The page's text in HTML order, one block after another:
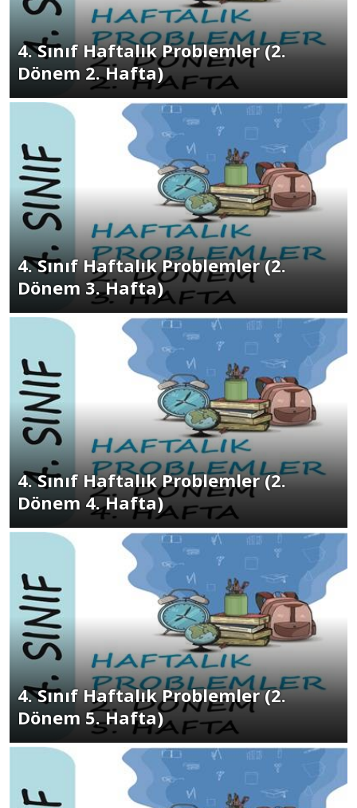
4. Sınıf Haftalık Problemler (2.
Dönem 2. Hafta)
4. Sınıf Haftalık Problemler (2.
Dönem 3. Hafta)
4. Sınıf Haftalık Problemler (2.
Dönem 4. Hafta)
4. Sınıf Haftalık Problemler (2.
Dönem 5. Hafta)